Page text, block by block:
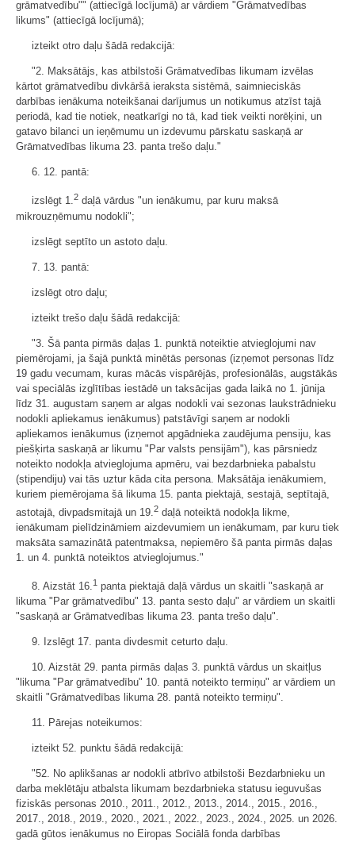
grāmatvedību"" (attiecīgā locījumā) ar vārdiem "Grāmatvedības
likums" (attiecīgā locījumā);
izteikt otro daļu šādā redakcijā:
"2. Maksātājs, kas atbilstoši Grāmatvedības likumam izvēlas
kārtot grāmatvedību divkāršā ieraksta sistēmā, saimnieciskās
darbības ienākuma noteikšanai darījumus un notikumus atzīst tajā
periodā, kad tie notiek, neatkarīgi no tā, kad tiek veikti norēķini, un
gatavo bilanci un ieņēmumu un izdevumu pārskatu saskaņā ar
Grāmatvedības likuma 23. panta trešo daļu."
6. 12. pantā:
izslēgt 1.2 daļā vārdus "un ienākumu, par kuru maksā
mikrouzņēmumu nodokli";
izslēgt septīto un astoto daļu.
7. 13. pantā:
izslēgt otro daļu;
izteikt trešo daļu šādā redakcijā:
"3. Šā panta pirmās daļas 1. punktā noteiktie atvieglojumi nav
piemērojami, ja šajā punktā minētās personas (izņemot personas līdz
19 gadu vecumam, kuras mācās vispārējās, profesionālās, augstākās
vai speciālās izglītības iestādē un taksācijas gada laikā no 1. jūnija
līdz 31. augustam saņem ar algas nodokli vai sezonas laukstrādnieku
nodokli apliekamus ienākumus) patstāvīgi saņem ar nodokli
apliekamos ienākumus (izņemot apgādnieka zaudējuma pensiju, kas
piešķirta saskaņā ar likumu "Par valsts pensijām"), kas pārsniedz
noteikto nodokļa atvieglojuma apmēru, vai bezdarbnieka pabalstu
(stipendiju) vai tās uztur kāda cita persona. Maksātāja ienākumiem,
kuriem piemērojama šā likuma 15. panta piektajā, sestajā, septītajā,
astotajā, divpadsmitajā un 19. 2 daļā noteiktā nodokļa likme,
ienākumam pielīdzināmiem aizdevumiem un ienākumam, par kuru tiek
maksāta samazinātā patentmaksa, nepiemēro šā panta pirmās daļas
1. un 4. punktā noteiktos atvieglojumus."
8. Aizstāt 16.1 panta piektajā daļā vārdus un skaitli "saskaņā ar
likuma "Par grāmatvedību" 13. panta sesto daļu" ar vārdiem un skaitli
"saskaņā ar Grāmatvedības likuma 23. panta trešo daļu".
9. Izslēgt 17. panta divdesmit ceturto daļu.
10. Aizstāt 29. panta pirmās daļas 3. punktā vārdus un skaitļus
"likuma "Par grāmatvedību" 10. pantā noteikto termiņu" ar vārdiem un
skaitli "Grāmatvedības likuma 28. pantā noteikto termiņu".
11. Pārejas noteikumos:
izteikt 52. punktu šādā redakcijā:
"52. No aplikšanas ar nodokli atbrīvo atbilstoši Bezdarbnieku un
darba meklētāju atbalsta likumam bezdarbnieka statusu ieguvušas
fiziskās personas 2010., 2011., 2012., 2013., 2014., 2015., 2016.,
2017., 2018., 2019., 2020., 2021., 2022., 2023., 2024., 2025. un 2026.
gadā gūtos ienākumus no Eiropas Sociālā fonda darbības